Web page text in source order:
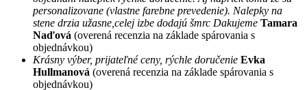
personalizovane (vlastne farebne prevedenie). Nalepky na
stene drzia užasne,celej izbe dodajú šmrc Dakujeme Tamara
Naďová (overená recenzia na základe spárovania s
objednávkou)
Krásny výber, prijateľné ceny, rýchle doručenie Evka
Hullmanová (overená recenzia na základe spárovania s
objednávkou)